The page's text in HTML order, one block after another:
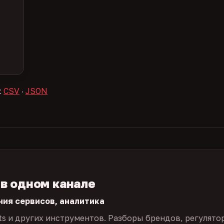
CSV · JSON
одном канале
сервисов, аналитика
и других инструментов. Разборы брендов,